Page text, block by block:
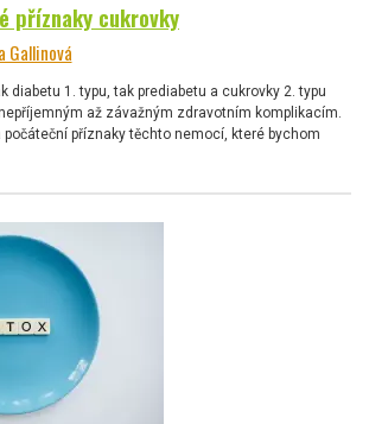
příznaky cukrovky
Gallinová
diabetu 1. typu, tak prediabetu a cukrovky 2. typu
až závažným zdravotním komplikacím.
počáteční příznaky těchto nemocí, které bychom